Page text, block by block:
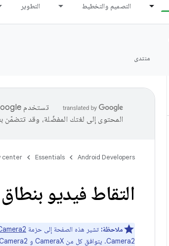
التصميم والتخطيط التطوير
منتدى
المحتوى إلى لغتك المفضّلة، وقد تتضمّن
Android Developers
Essentials
center
التقاط فيديو
ملاحظة: تشير هذه الصفحة إلى حزمة
Camera2. يتوافق كل من CameraX و Camera2 مع نظام التشغيل Android 5.0 (المستوى 21 لواجهة برمجة التطبيقات) والإصدارات الأحدث.